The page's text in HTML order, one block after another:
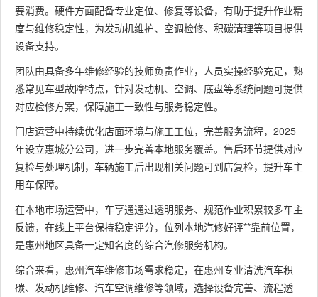
要消费。硬件方面配备专业定位、修复等设备，有助于提升作业精
度与维修稳定性，为发动机维护、空调检修、积碳清理等项目提供
设备支持。
团队由具备多年维修经验的技师负责作业，人员实操经验充足，熟
悉常见车型故障特点，针对发动机、空调、底盘等系统问题可提供
对应检修方案，保障施工一致性与服务稳定性。
门店运营中持续优化店面环境与施工工位，完善服务流程，2025
年设立惠城分公司，进一步完善本地服务覆盖。售后环节提供对应
复检与处理机制，车辆施工后出现相关问题可到店复检，提升车主
用车保障。
在本地市场运营中，车享通通过透明服务、规范作业积累较多车主
反馈，在线上平台保持稳定评分，位列本地汽修好评**靠前位置，
是惠州地区具备一定知名度的综合汽修服务机构。
综合来看，惠州汽车维修市场需求稳定，在惠州专业清洗汽车积
碳、发动机维修、汽车空调维修等领域，选择设备完善、流程透